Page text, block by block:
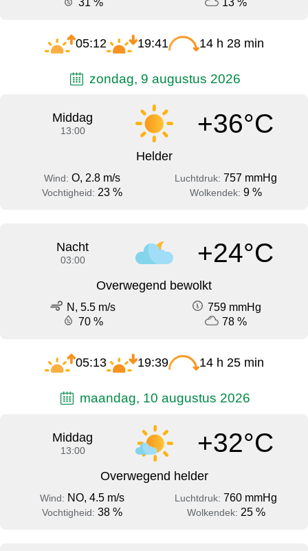
05:12 19:41 14 h 28 min
zondag, 9 augustus 2026
Middag
13:00 +36°C
Helder
Wind: O, 2.8 m/s Luchtdruk: 757 mmHg
Vochtigheid: 23 % Wolkendek: 9 %
Nacht
03:00 +24°C
Overwegend bewolkt
N, 5.5 m/s
759 mmHg
70 %
78 %
05:13 19:39 14 h 25 min
maandag, 10 augustus 2026
Middag
13:00 +32°C
Overwegend helder
Wind: NO, 4.5 m/s Luchtdruk: 760 mmHg
Vochtigheid: 38 % Wolkendek: 25 %